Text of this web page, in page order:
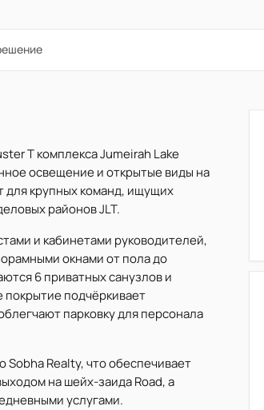
T комплекса Jumeirah Lake
освещение и открытые виды на
для крупных команд, ищущих
районов JLT.
и кабинетами руководителей,
окнами от пола до
6 приватных санузлов и
покрытие подчёркивает
парковку для персонала
Sobha Realty, что обеспечивает
на шейх-заида Road, а
услугами.